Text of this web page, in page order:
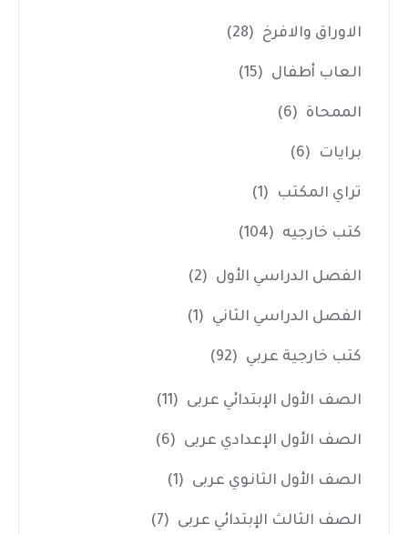
الاوراق والافرخ (28)
العاب أطفال (15)
الممحاة (6)
برايات (6)
تراي المكتب (1)
كتب خارجيه (104)
الفصل الدراسي الأول (2)
الفصل الدراسي الثاني (1)
كتب خارجية عربي (92)
الصف الأول الإبتدائي عربى (11)
الصف الأول الإعدادي عربى (6)
الصف الأول الثانوي عربى (1)
الصف الثالث الإبتدائي عربى (7)